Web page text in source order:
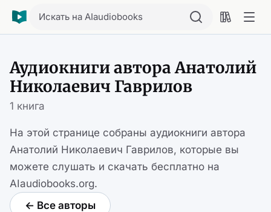
Искать на AIaudiobooks
Аудиокниги автора Анатолий
Николаевич Гаврилов
1 книга
На этой странице собраны аудиокниги автора
Анатолий Николаевич Гаврилов, которые вы
можете слушать и скачать бесплатно на
AIaudiobooks.org.
← Все авторы